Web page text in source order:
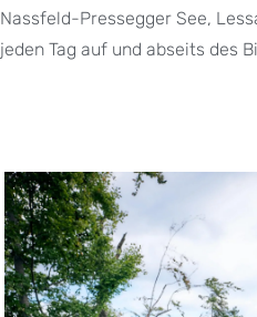
Nassfeld-Pressegger See,
jeden Tag auf und abseits des